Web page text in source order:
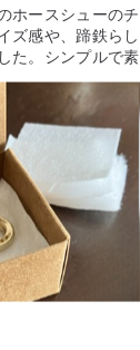
ホースシューの
ズ感や、蹄鉄ら
た。シンプルで